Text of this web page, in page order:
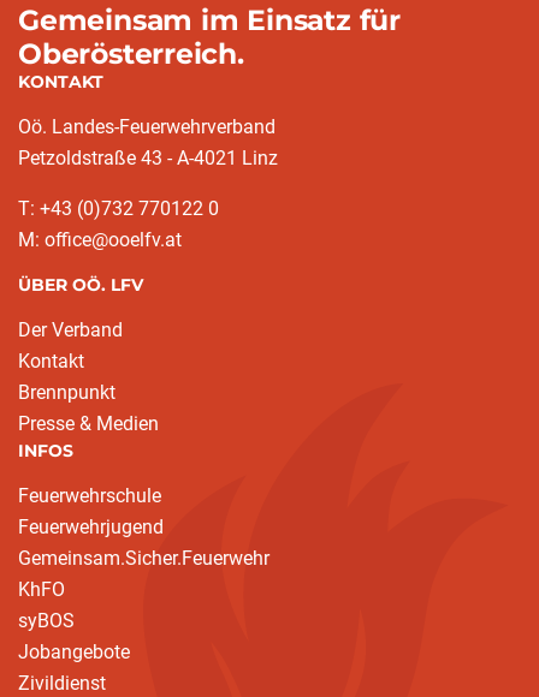
Gemeinsam im Einsatz für
Oberösterreich.
KONTAKT
Oö. Landes-Feuerwehrverband
Petzoldstraße 43 - A-4021 Linz
T: +43 (0)732 770122 0
M: office@ooelfv.at
ÜBER OÖ. LFV
Der Verband
Kontakt
Brennpunkt
Presse & Medien
INFOS
Feuerwehrschule
Feuerwehrjugend
Gemeinsam.Sicher.Feuerwehr
KhFO
syBOS
Jobangebote
Zivildienst